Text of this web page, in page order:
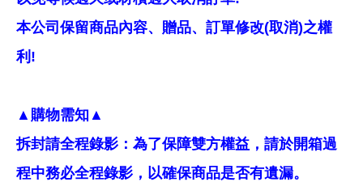
本公司保留商品內容、贈品、訂單修改(取消)之權
利!
▲購物需知▲
拆封請全程錄影：為了保障雙方權益，請於開箱過
程中務必全程錄影，以確保商品是否有遺漏。